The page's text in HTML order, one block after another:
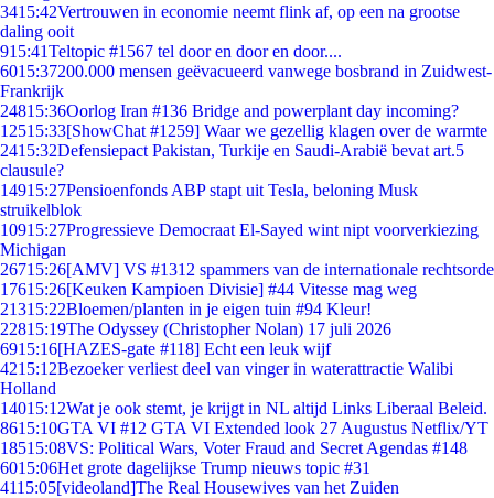
3415:42Vertrouwen in economie neemt flink af, op een na grootse
daling ooit
915:41Teltopic #1567 tel door en door en door....
6015:37200.000 mensen geëvacueerd vanwege bosbrand in Zuidwest-
Frankrijk
24815:36Oorlog Iran #136 Bridge and powerplant day incoming?
12515:33[ShowChat #1259] Waar we gezellig klagen over de warmte
2415:32Defensiepact Pakistan, Turkije en Saudi-Arabië bevat art.5
clausule?
14915:27Pensioenfonds ABP stapt uit Tesla, beloning Musk
struikelblok
10915:27Progressieve Democraat El-Sayed wint nipt voorverkiezing
Michigan
26715:26[AMV] VS #1312 spammers van de internationale rechtsorde
17615:26[Keuken Kampioen Divisie] #44 Vitesse mag weg
21315:22Bloemen/planten in je eigen tuin #94 Kleur!
22815:19The Odyssey (Christopher Nolan) 17 juli 2026
6915:16[HAZES-gate #118] Echt een leuk wijf
4215:12Bezoeker verliest deel van vinger in waterattractie Walibi
Holland
14015:12Wat je ook stemt, je krijgt in NL altijd Links Liberaal Beleid.
8615:10GTA VI #12 GTA VI Extended look 27 Augustus Netflix/YT
18515:08VS: Political Wars, Voter Fraud and Secret Agendas #148
6015:06Het grote dagelijkse Trump nieuws topic #31
4115:05[videoland]The Real Housewives van het Zuiden